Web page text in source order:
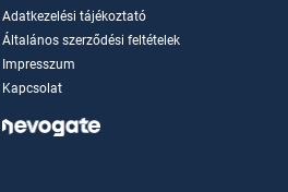
Adatkezelési tájékoztató
Általános szerződési feltételek
Impresszum
Kapcsolat